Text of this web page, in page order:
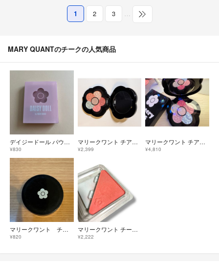
1 2 3 …
MARY QUANTのチークの人気商品
デイジードール パウダーブラッシュ PK-02(8.3g)
¥830
マリークワント チアリーカラーズ フォー チークス 01
¥2,399
マリークワント チアリー カラーズ フォー チークス 03 Pure
¥4,810
マリークワント チーキーベビー05
¥820
マリークワント チーク ブラッシュ ベビー パウダーチーク S 05 コスメ
¥2,222